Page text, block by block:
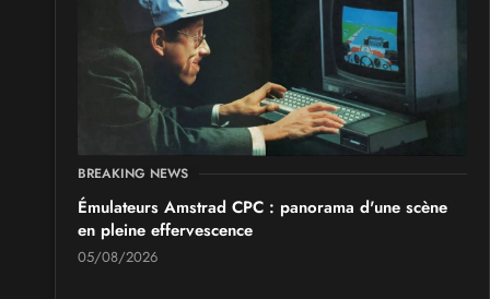
BREAKING NEWS
Émulateurs Amstrad CPC : panorama d'une scène
en pleine effervescence
05/08/2026